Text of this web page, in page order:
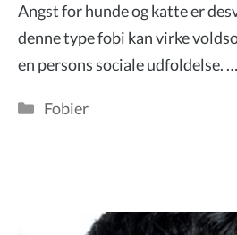
Angst for hunde og katte er
denne type fobi kan virke
en persons sociale udfoldelse. …
Kategorier
Fobier